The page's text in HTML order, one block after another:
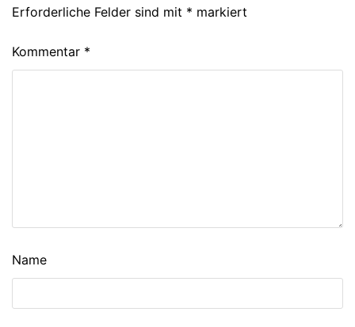
Erforderliche Felder sind mit * markiert
Kommentar *
Name